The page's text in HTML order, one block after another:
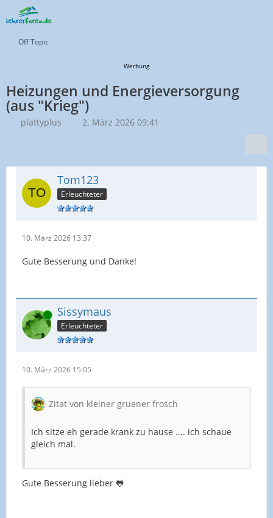
Off Topic
Werbung
Heizungen und Energieversorgung
(aus "Krieg")
plattyplus 2. März 2026 09:41
Tom123
Erleuchteter
10. März 2026 13:37
Gute Besserung und Danke!
Online Sissymaus
Erleuchteter
10. März 2026 15:05
Zitat von kleiner gruener frosch
Ich sitze eh gerade krank zu hause .... ich schaue
gleich mal.
Gute Besserung lieber 🐸